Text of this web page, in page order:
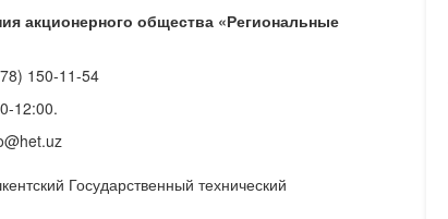
акционерного общества «Региональные
150-11-54
12:00.
Государственный технический